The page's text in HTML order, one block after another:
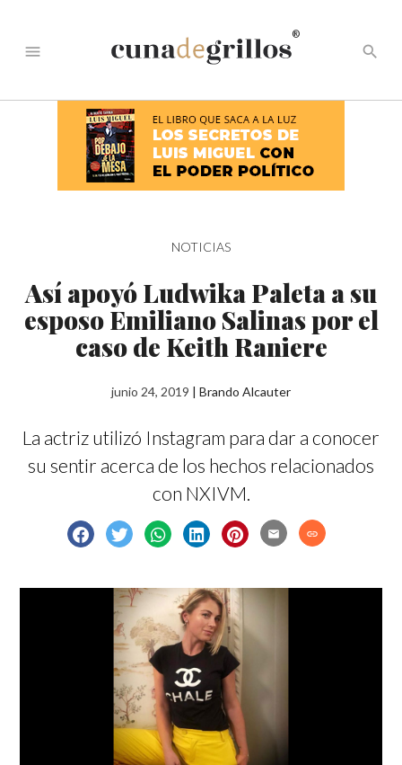
menu
®
search
NOTICIAS
Así apoyó Ludwika Paleta a su
esposo Emiliano Salinas por el
caso de Keith Raniere
junio 24, 2019 | Brando Alcauter
La actriz utilizó Instagram para dar a conocer
su sentir acerca de los hechos relacionados
con NXIVM.
email link